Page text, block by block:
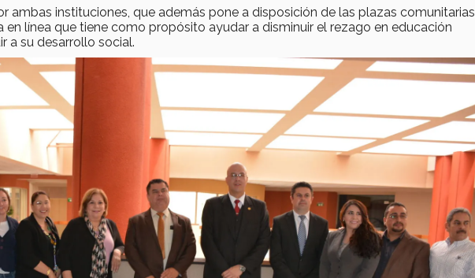
ambas instituciones, que además pone a disposición de las plazas comunitarias,
en línea que tiene como propósito ayudar a disminuir el rezago en educación
a su desarrollo social.